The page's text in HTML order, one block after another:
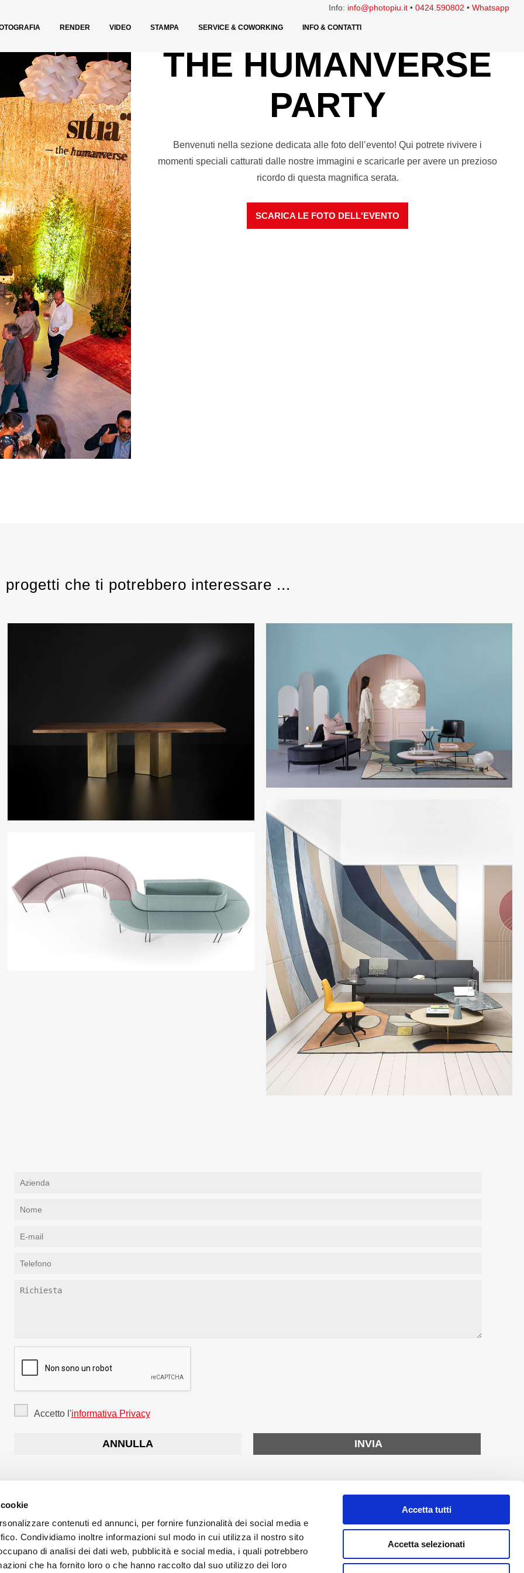
contenuti ed annunci, per fornire funzionalità dei social media e
Condividiamo inoltre informazioni sul modo in cui utilizza il nostro sito
di analisi dei dati web, pubblicità e social media, i quali potrebbero
che ha fornito loro o che hanno raccolto dal suo utilizzo dei loro
Accetta tutti
Accetta selezionati
THE HUMANVERSE
PARTY
Benvenuti nella sezione dedicata alle foto dell’evento! Qui potrete rivivere i
momenti speciali catturati dalle nostre immagini e scaricarle per avere un prezioso
ricordo di questa magnifica serata.
SCARICA LE FOTO DELL'EVENTO
progetti che ti potrebbero interessare ...
Accetto l'informativa Privacy
PHOTOPIÙ SAS
Via Rivarotta, 165 - 36061 Bassano del Grappa (loc. Marchesane)
Info: info@photopiu.it • 0424.590802 • Whatsapp
RENDER VIDEO STAMPA SERVICE & COWORKING INFO & CONTATTI